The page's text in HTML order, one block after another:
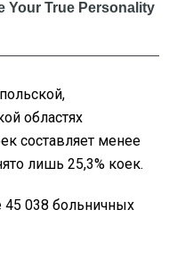
областях
составляет менее
лишь 25,3% коек.
038 больничных